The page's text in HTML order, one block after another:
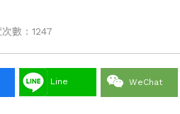
數：1247
Line WeChat